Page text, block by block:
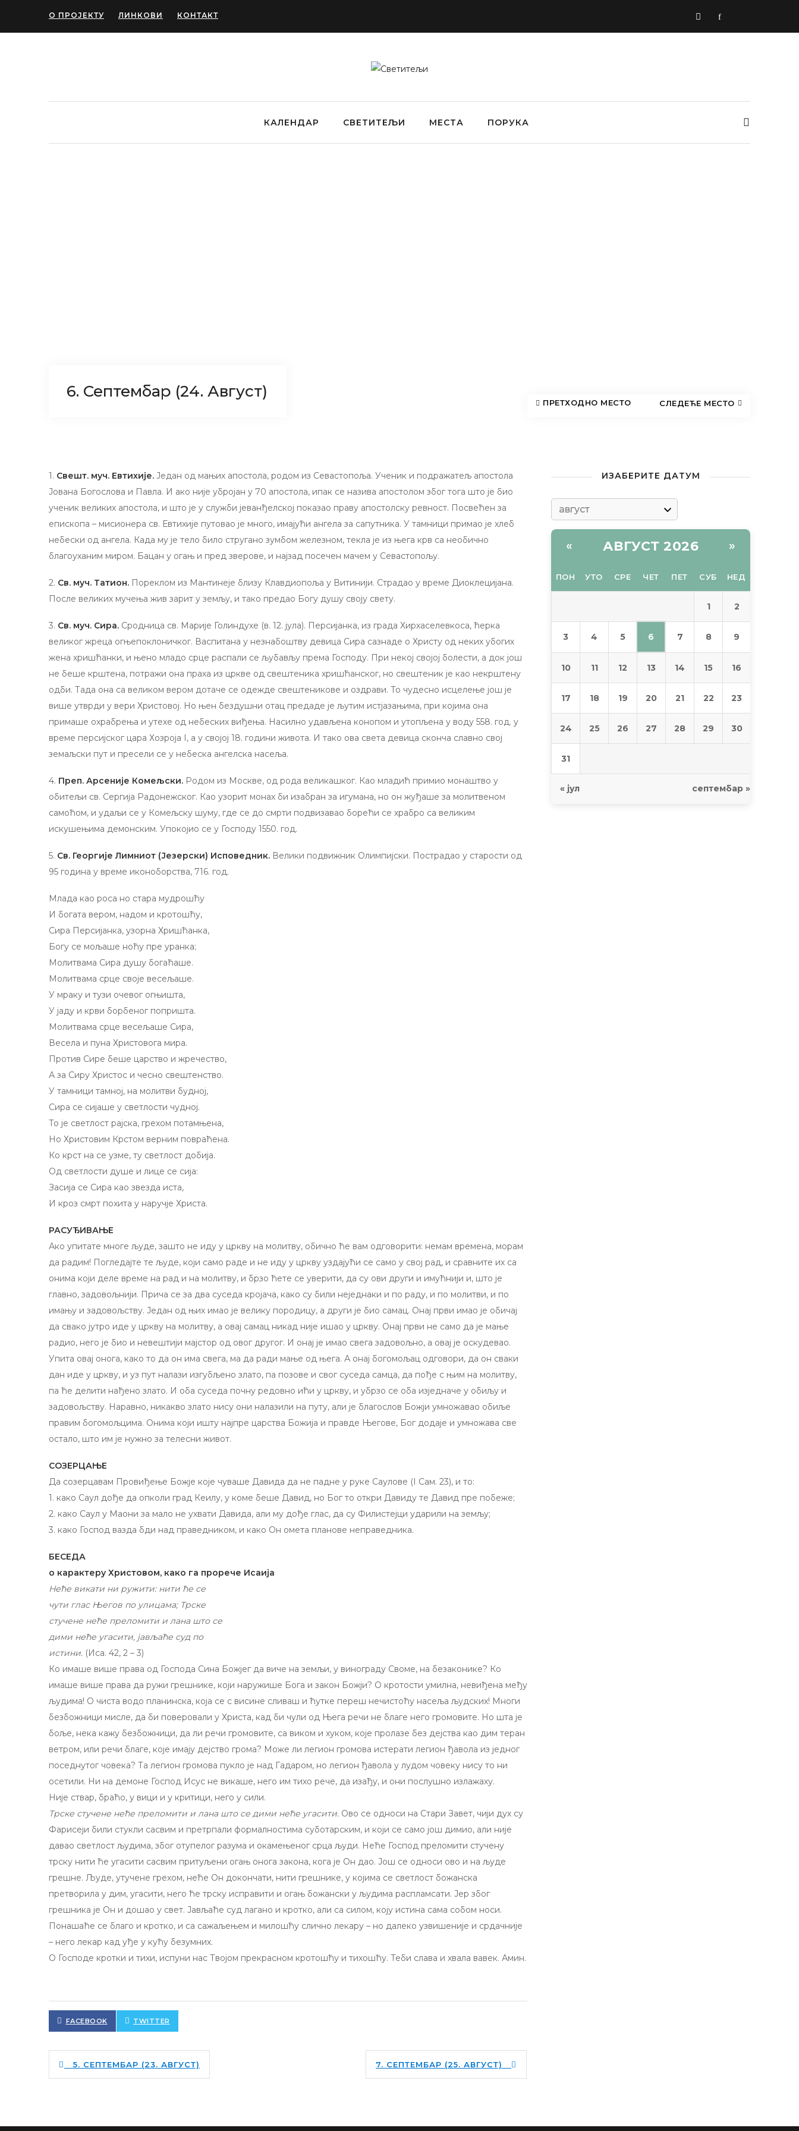
О ПРОЈЕКТУ ЛИНКОВИ КОНТАКТ
КАЛЕНДАР СВЕТИТЕЉИ МЕСТА ПОРУКА
6. Септембар (24. Август)
1. Свешт. муч. Евтихије. Један од мањих апостола, родом из Севастопоља. Ученик и подражатељ апостола
Јована Богослова и Павла. И ако није убројан у 70 апостола, ипак се назива апостолом због тога што је био
ученик великих апостола, и што је у служби јеванђелској показао праву апостолску ревност. Посвећен за
епископа – мисионера св. Евтихије путовао је много, имајући ангела за сапутника. У тамници примао је хлеб
небески од ангела. Када му је тело било стругано зумбом железном, текла је из њега крв са необично
благоуханим миром. Бацан у огањ и пред зверове, и најзад посечен мачем у Севастопољу.
2. Св. муч. Татион. Пореклом из Мантинеје близу Клавдиопоља у Витинији. Страдао у време Диоклецијана.
После великих мучења жив зарит у земљу, и тако предао Богу душу своју свету.
3. Св. муч. Сира. Сродница св. Марије Голиндухе (в. 12. јула). Персијанка, из града Хирхаселевкоса, ћерка
великог жреца огњепоклоничког. Васпитана у незнабоштву девица Сира сазнаде о Христу од неких убогих
жена хришћанки, и њено младо срце распали се љубављу према Господу. При некој својој болести, а док још
не беше крштена, потражи она праха из цркве од свештеника хришћанског, но свештеник је као некрштену
одби. Тада она са великом вером дотаче се одежде свештеникове и оздрави. То чудесно исцелење још је
више утврди у вери Христовој. Но њен бездушни отац предаде је љутим истјазањима, при којима она
примаше охрабрења и утехе од небеских виђења. Насилно удављена конопом и утопљена у воду 558. год. у
време персијског цара Хозроја I, а у својој 18. години живота. И тако ова света девица сконча славно свој
земаљски пут и пресели се у небеска ангелска насеља.
4. Преп. Арсеније Комељски. Родом из Москве, од рода великашког. Као младић примио монаштво у
обитељи св. Сергија Радонежског. Као узорит монах би изабран за игумана, но он жуђаше за молитвеном
самоћом, и удаљи се у Комељску шуму, где се до смрти подвизавао борећи се храбро са великим
искушењима демонским. Упокојио се у Господу 1550. год.
5. Св. Георгије Лимниот (Језерски) Исповедник. Велики подвижник Олимпијски. Пострадао у старости од
95 година у време иконоборства, 716. год.
Млада као роса но стара мудрошћу
И богата вером, надом и кротошћу,
Сира Персијанка, узорна Хришћанка,
Богу се мољаше ноћу пре уранка;
Молитвама Сира душу богаћаше.
Молитвама срце своје весељаше.
У мраку и тузи очевог огњишта,
У јаду и крви борбеног попришта.
Молитвама срце весељаше Сира,
Весела и пуна Христовога мира.
Против Сире беше царство и жречество,
А за Сиру Христос и чесно свештенство.
У тамници тамној, на молитви будној,
Сира се сијаше у светлости чудној.
То је светлост рајска, грехом потамњена,
Но Христовим Крстом верним повраћена.
Ко крст на се узме, ту светлост добија.
Од светлости душе и лице се сија:
Засија се Сира као звезда иста,
И кроз смрт похита у наручје Христа.
РАСУЂИВАЊЕ
Ако упитате многе људе, зашто не иду у цркву на молитву, обично ће вам одговорити: немам времена, морам
да радим! Погледајте те људе, који само раде и не иду у цркву уздајући се само у свој рад, и сравните их са
онима који деле време на рад и на молитву, и брзо ћете се уверити, да су ови други и имућнији и, што је
главно, задовољнији. Прича се за два суседа кројача, како су били неједнаки и по раду, и по молитви, и по
имању и задовољству. Један од њих имао је велику породицу, а други је био самац. Онај први имао је обичај
да свако јутро иде у цркву на молитву, а овај самац никад није ишао у цркву. Онај први не само да је мање
радио, него је био и невештији мајстор од овог другог. И онај је имао свега задовољно, а овај је оскудевао.
Упита овај онога, како то да он има свега, ма да ради мање од њега. А онај богомољац одговори, да он сваки
дан иде у цркву, и уз пут налази изгубљено злато, па позове и свог суседа самца, да пође с њим на молитву,
па ће делити нађено злато. И оба суседа почну редовно ићи у цркву, и убрзо се оба изједначе у обиљу и
задовољству. Наравно, никакво злато нису они налазили на путу, али је благослов Божји умножавао обиље
правим богомољцима. Онима који ишту најпре царства Божија и правде Његове, Бог додаје и умножава све
остало, што им је нужно за телесни живот.
СОЗЕРЦАЊЕ
Да созерцавам Провиђење Божје које чуваше Давида да не падне у руке Саулове (I Сам. 23), и то:
1. како Саул дође да опколи град Кеилу, у коме беше Давид, но Бог то откри Давиду те Давид пре побеже;
2. како Саул у Маони за мало не ухвати Давида, али му дође глас, да су Филистејци ударили на земљу;
3. како Господ вазда бди над праведником, и како Он омета планове неправедника.
БЕСЕДА
о карактеру Христовом, како га прорече Исаија
Неће викати ни ружити: нити ће се
чути глас Његов по улицама; Трске
стучене неће преломити и лана што се
дими неће угасити, јављаће суд по
истини. (Иса. 42, 2 – 3)
Ко имаше више права од Господа Сина Божјег да виче на земљи, у винограду Своме, на безаконике? Ко
имаше више права да ружи грешнике, који наружише Бога и закон Божји? О кротости умилна, невиђена међу
људима! О чиста водо планинска, која се с висине сливаш и ћутке переш нечистоћу насеља људских! Многи
безбожници мисле, да би поверовали у Христа, кад би чули од Њега речи не благе него громовите. Но шта је
боље, нека кажу безбожници, да ли речи громовите, са виком и хуком, које пролазе без дејства као дим теран
ветром, или речи благе, које имају дејство грома? Може ли легион громова истерати легион ђавола из једног
поседнутог човека? Та легион громова пукло је над Гадаром, но легион ђавола у лудом човеку нису то ни
осетили. Ни на демоне Господ Исус не викаше, него им тихо рече, да изађу, и они послушно излажаху.
Није ствар, браћо, у вици и у критици, него у сили.
Трске стучене неће преломити и лана што се дими неће угасити. Ово се односи на Стари Завет, чији дух су
Фарисеји били стукли сасвим и претрпали формалностима суботарским, и који се само још димио, али није
давао светлост људима, због отупелог разума и окамењеног срца људи. Неће Господ преломити стучену
трску нити ће угасити сасвим притуљени огањ онога закона, кога је Он дао. Још се односи ово и на људе
грешне. Људе, утучене грехом, неће Он докончати, нити грешнике, у којима се светлост божанска
претворила у дим, угасити, него ће трску исправити и огањ божански у људима распламсати. Јер због
грешника је Он и дошао у свет. Јављаће суд лагано и кротко, али са силом, коју истина сама собом носи.
Понашаће се благо и кротко, и са сажаљењем и милошћу слично лекару – но далеко узвишеније и срдачније
– него лекар кад уђе у кућу безумних.
О Господе кротки и тихи, испуни нас Твојом прекрасном кротошћу и тихошћу. Теби слава и хвала вавек. Амин.
FACEBOOK TWITTER
5. СЕПТЕМБАР (23. АВГУСТ) 7. СЕПТЕМБАР (25. АВГУСТ)
ИЗАБЕРИТЕ ДАТУМ
« АВГУСТ 2026 »
ПОН УТО СРЕ ЧЕТ ПЕТ СУБ НЕД
1 2
3 4 5 6 7 8 9
10 11 12 13 14 15 16
17 18 19 20 21 22 23
24 25 26 27 28 29 30
31
« јул септембар »